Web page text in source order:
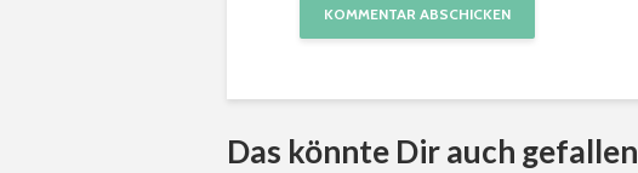
Das könnte Dir auch gefallen